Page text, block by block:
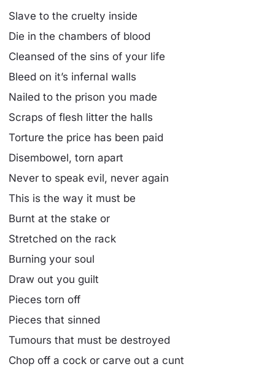
Slave to the cruelty inside
Die in the chambers of blood
Cleansed of the sins of your life
Bleed on it’s infernal walls
Nailed to the prison you made
Scraps of flesh litter the halls
Torture the price has been paid
Disembowel, torn apart
Never to speak evil, never again
This is the way it must be
Burnt at the stake or
Stretched on the rack
Burning your soul
Draw out you guilt
Pieces torn off
Pieces that sinned
Tumours that must be destroyed
Chop off a cock or carve out a cunt